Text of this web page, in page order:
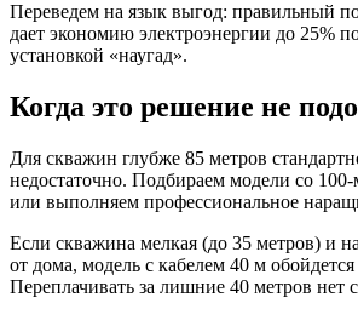
Переведем на язык выгод: правильный
дает экономию электроэнергии до 25%
установкой «наугад».
Когда это решение не
Для скважин глубже 85 метров
недостаточно. Подбираем модели со
или выполняем профессиональное
Если скважина мелкая (до 35 метров) и
от дома, модель с кабелем 40 м
Переплачивать за лишние 40 метров нет